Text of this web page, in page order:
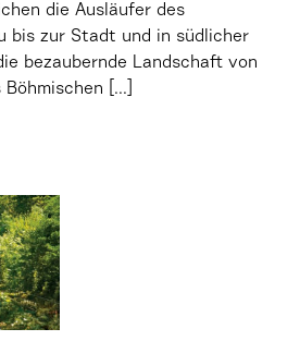
die Ausläufer des
bis zur Stadt und in südlicher
bezaubernde Landschaft von
[...]